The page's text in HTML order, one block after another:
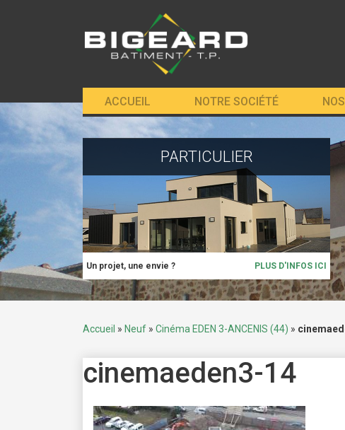
ACCUEIL NOTRE SOCIÉTÉ
PARTICULIER
Un projet, une envie ? PLUS D'INFOS ICI
Accueil » Neuf » Cinéma EDEN 3-ANCENIS (44) »
cinemaeden3-14